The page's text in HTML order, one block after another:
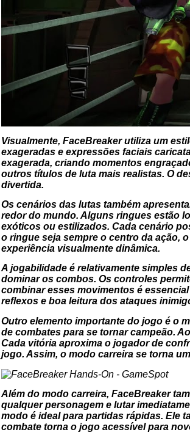
Visualmente, FaceBreaker utiliza um
exageradas e expressões faciais
exagerada, criando momentos
outros títulos de luta mais realistas. O
divertida.
Os cenários das lutas também
redor do mundo. Alguns ringues estão
exóticos ou estilizados. Cada cenário
o ringue seja sempre o centro da ação,
experiência visualmente dinâmica.
A jogabilidade é relativamente simples
dominar os combos. Os controles
combinar esses movimentos é
reflexos e boa leitura dos ataques
Outro elemento importante do jogo é o
de combates para se tornar campeão.
Cada vitória aproxima o jogador de
jogo. Assim, o modo carreira se torna
Além do modo carreira, FaceBreaker
qualquer personagem e lutar
modo é ideal para partidas rápidas. Ele
combate torna o jogo acessível para